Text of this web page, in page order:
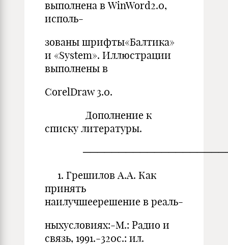
выполнена в WinWord2.0,
исполь-
зованы шрифты«Балтика»
и «System». Иллюстрации
выполнены в
CorelDraw 3.0.
Дополнение к
списку литературы.
1. Грешилов А.А. Как
принять
наилучшеерешение в реаль-
ныхусловиях:-М.: Радио и
связь, 1991.-320с.: ил.